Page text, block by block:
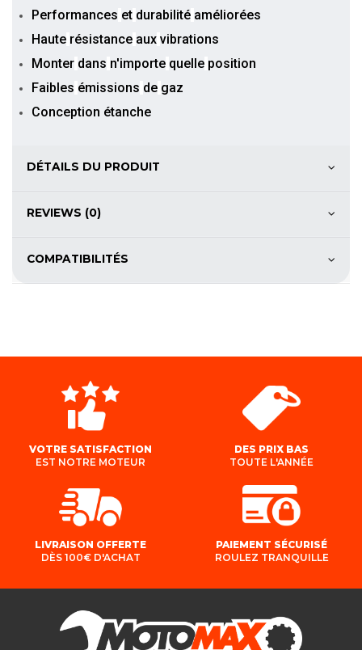
Performances et durabilité améliorées
Haute résistance aux vibrations
Monter dans n'importe quelle position
Faibles émissions de gaz
Conception étanche
DÉTAILS DU PRODUIT
REVIEWS (0)
COMPATIBILITÉS
VOTRE SATISFACTION
EST NOTRE MOTEUR
DES PRIX BAS
TOUTE L'ANNÉE
LIVRAISON OFFERTE
DÈS 100€ D'ACHAT
PAIEMENT SÉCURISÉ
ROULEZ TRANQUILLE